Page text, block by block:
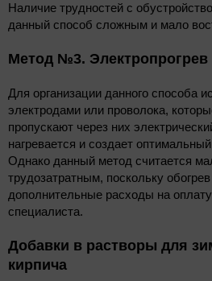
Наличие трудностей с
данный способ сложным и мало
Метод №3. Электропрогрев
Для организации данного способа
электродами или проволока,
пропускают через них
нагревается и создает
Однако данный метод считается
трудозатратным, поскольку
дополнительные расходы на
специалиста.
Добавки в растворы для
кирпича